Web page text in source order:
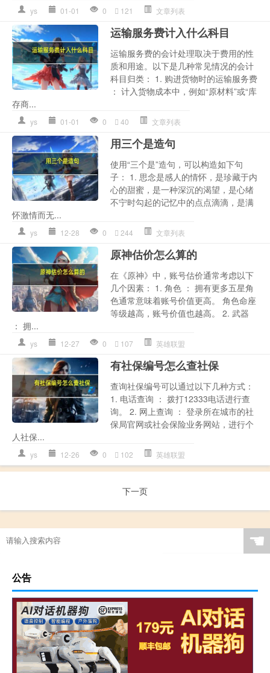
ys 01-01 0 121 文章列表
运输服务费计入什么科目
运输服务费的会计处理取决于费用的性
质和用途。以下是几种常见情况的会计
科目归类： 1. 购进货物时的运输服务费
： 计入货物成本中，例如“原材料”或“库
存商...
ys 01-01 0 40 文章列表
用三个是造句
使用“三个是”造句，可以构造如下句
子： 1. 思念是感人的情怀，是珍藏于内
心的甜蜜，是一种深沉的渴望，是心绪
不宁时勾起的记忆中的点点滴滴，是满
怀激情而无...
ys 12-28 0 244 文章列表
原神估价怎么算的
在《原神》中，账号估价通常考虑以下
几个因素： 1. 角色 ： 拥有更多五星角
色通常意味着账号价值更高。 角色命座
等级越高，账号价值也越高。 2. 武器
： 拥...
ys 12-27 0 107 英雄联盟
有社保编号怎么查社保
查询社保编号可以通过以下几种方式：
1. 电话查询 ： 拨打12333电话进行查
询。 2. 网上查询 ： 登录所在城市的社
保局官网或社会保险业务网站，进行个
人社保...
ys 12-26 0 102 英雄联盟
下一页
☚
公告